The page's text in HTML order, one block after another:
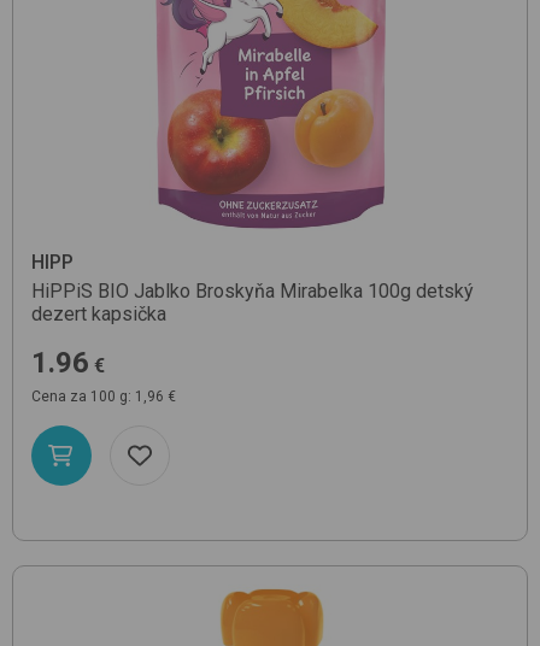
HIPP
HiPPiS BIO Jablko Broskyňa Mirabelka 100g detský
dezert kapsička
1.96 €
Cena za 100 g: 1,96 €